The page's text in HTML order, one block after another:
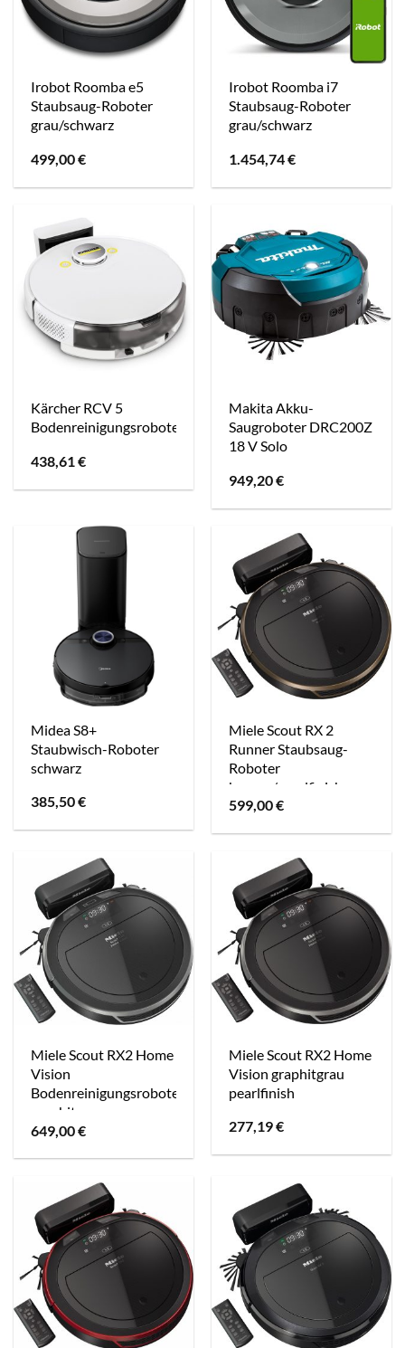
Irobot Roomba e5
Staubsaug-Roboter
grau/schwarz
499,00€
Irobot Roomba i7
Staubsaug-Roboter
grau/schwarz
1.454,74€
Kärcher RCV 5
Bodenreinigungsroboter
438,61€
Makita Akku-
Saugroboter DRC200Z
18 V Solo
949,20€
Midea S8+
Staubwisch-Roboter
schwarz
385,50€
Miele Scout RX 2
Runner Staubsaug-
Roboter
bronze/pearlfinish
599,00€
Miele Scout RX2 Home
Vision
Bodenreinigungsroboter
graphitgrau
649,00€
Miele Scout RX2 Home
Vision graphitgrau
pearlfinish
277,19€